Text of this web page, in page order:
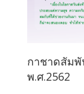
กาชาดสัม
พ.ศ.2562